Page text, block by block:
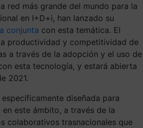
red más grande del mundo para la
en I+D+i, han lanzado su
conjunta con esta temática. El
productividad y competitividad de
a través de la adopción y el uso de
esta tecnología, y estará abierta
2021.
diseñada para
este ámbito, a través de la
colaborativos trasnacionales que